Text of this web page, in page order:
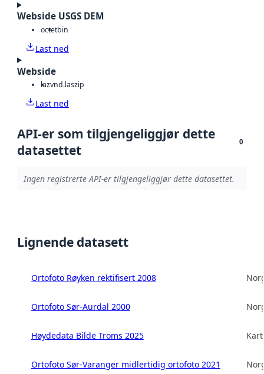
Webside USGS DEM
octetbin
Last ned
Webside
lazvnd.laszip
Last ned
API-er som tilgjengeliggjør dette
datasettet
0
Ingen registrerte API-er tilgjengeliggjør dette datasettet.
Lignende datasett
Ortofoto Røyken rektifisert 2008
Ortofoto Sør-Aurdal 2000
Høydedata Bilde Troms 2025
Ortofoto Sør-Varanger midlertidig ortofoto 2021